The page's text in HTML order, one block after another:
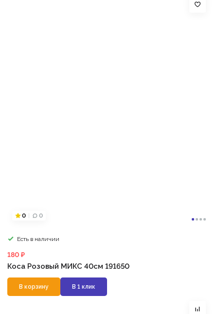
0 0
Есть в наличии
180 ₽
Коса Розовый МИКС 40см 191650
В корзину В 1 клик